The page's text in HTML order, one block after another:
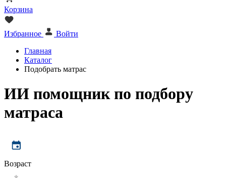
Корзина
Избранное
Войти
Главная
Каталог
Подобрать матрас
ИИ помощник по подбору
матраса
Возраст